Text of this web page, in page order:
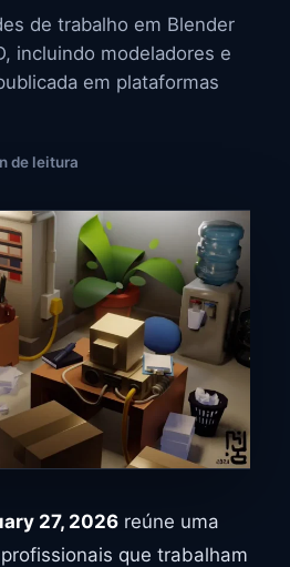
de trabalho em Blender
incluindo modeladores e
em plataformas
de leitura
27, 2026 reúne uma
que trabalham